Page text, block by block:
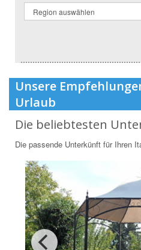
Unsere
Urlaub
Die beliebtesten
Die passende Unterkünft für Ihren